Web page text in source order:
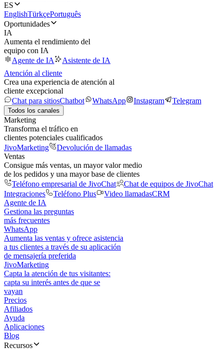
ES
EnglishTürkçePortuguês
Oportunidades
IA
Aumenta el rendimiento del
equipo con IA
Agente de IA
Asistente de IA
Atención al cliente
Crea una experiencia de atención al
cliente excepcional
Chat para sitiosChatbot WhatsApp Instagram Telegram
Todos los canales
Marketing
Transforma el tráfico en
clientes potenciales cualificados
JivoMarketing
Devolución de llamadas
Ventas
Consigue más ventas, un mayor valor medio
de los pedidos y una mayor base de clientes
Teléfono empresarial de JivoChat
Chat de equipos de JivoChat
Integraciones
Teléfono Plus Video llamadasCRM
Agente de IA
Gestiona las preguntas
más frecuentes
WhatsApp
Aumenta las ventas y ofrece asistencia
a tus clientes a través de su aplicación
de mensajería preferida
JivoMarketing
Capta la atención de tus visitantes:
capta su interés antes de que se
vayan
Precios
Afiliados
Ayuda
Aplicaciones
Blog
Recursos